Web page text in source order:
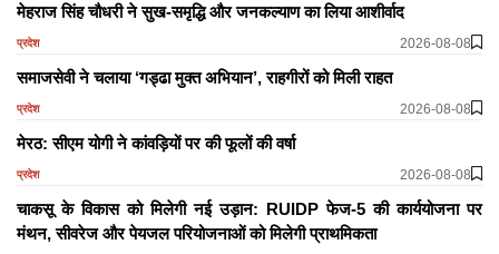
मेहराज सिंह चौधरी ने सुख-समृद्धि और जनकल्याण का लिया आशीर्वाद
प्रदेश 2026-08-08
समाजसेवी ने चलाया ‘गड्ढा मुक्त अभियान’, राहगीरों को मिली राहत
प्रदेश 2026-08-08
मेरठ: सीएम योगी ने कांवड़ियों पर की फूलों की वर्षा
प्रदेश 2026-08-08
चाकसू के विकास को मिलेगी नई उड़ान: RUIDP फेज-5 की कार्ययोजना पर
मंथन, सीवरेज और पेयजल परियोजनाओं को मिलेगी प्राथमिकता